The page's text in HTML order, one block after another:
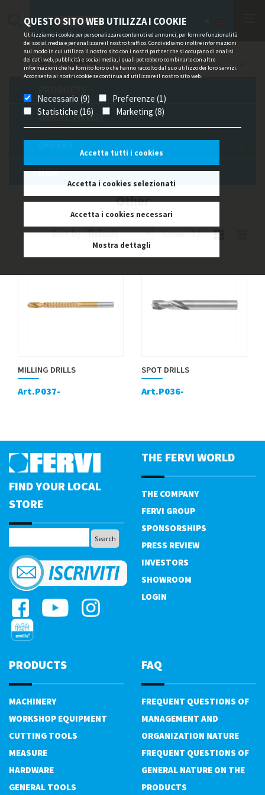
QUESTO SITO WEB UTILIZZA I COOKIE
Utilizziamo i cookie per personalizzare contenuti ed annunci, per fornire funzionalità
dei social media e per analizzare il nostro traffico. Condividiamo inoltre informazioni
sul modo in cui utilizza il nostro sito con i nostri partner che si occupano di analisi
dei dati web, pubblicità e social media, i quali potrebbero combinarle con altre
informazioni che ha fornito loro o che hanno raccolto dal suo utilizzo dei loro servizi.
Acconsenta ai nostri cookie se continua ad utilizzare il nostro sito web.
Necessario (9)
Preferenze (1)
Statistiche (16)
Marketing (8)
Accetta tutti i cookies
Accetta i cookies selezionati
Accetta i cookies necessari
Mostra dettagli
OFFERS/NEWS
WHERE TO BUY
OFFERS
NEW
Other
Show
Sort by
MILLING DRILLS
Art.P037-
SPOT DRILLS
Art.P036-
FIND YOUR LOCAL
STORE
THE FERVI WORLD
THE COMPANY
FERVI GROUP
SPONSORSHIPS
PRESS REVIEW
INVESTORS
SHOWROOM
LOGIN
PRODUCTS
MACHINERY
WORKSHOP EQUIPMENT
CUTTING TOOLS
MEASURE
HARDWARE
GENERAL TOOLS
FAQ
FREQUENT QUESTIONS OF
MANAGEMENT AND
ORGANIZATION NATURE
FREQUENT QUESTIONS OF
GENERAL NATURE ON THE
PRODUCTS